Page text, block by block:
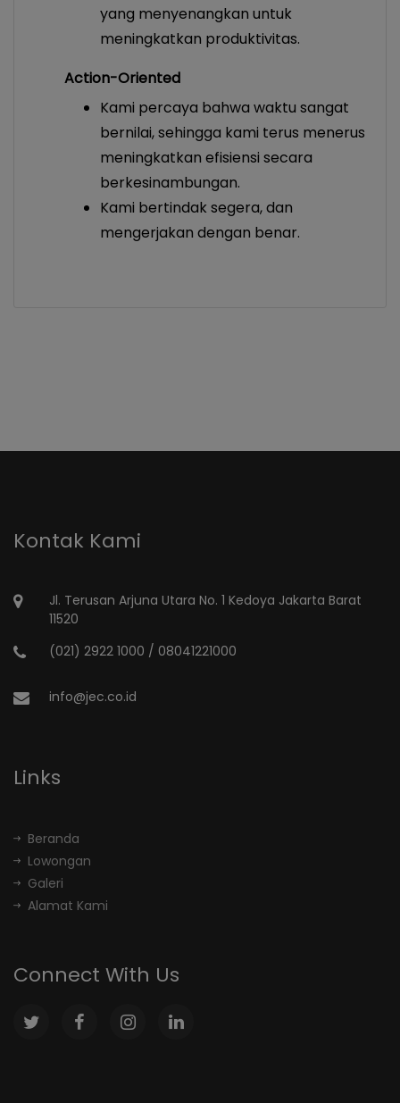
yang menyenangkan untuk
meningkatkan produktivitas.
Action-Oriented
Kami percaya bahwa waktu sangat
bernilai, sehingga kami terus menerus
meningkatkan efisiensi secara
berkesinambungan.
Kami bertindak segera, dan
mengerjakan dengan benar.
Kontak Kami
Jl. Terusan Arjuna Utara No. 1 Kedoya Jakarta Barat
11520
(021) 2922 1000 / 08041221000
info@jec.co.id
Links
Beranda
Lowongan
Galeri
Alamat Kami
Connect With Us